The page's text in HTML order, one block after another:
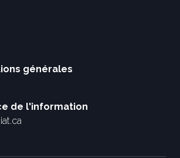
générales
de l'information